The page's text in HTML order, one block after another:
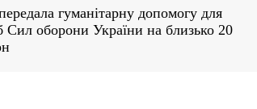
гуманітарну допомогу для
Сил оборони України на близько 20